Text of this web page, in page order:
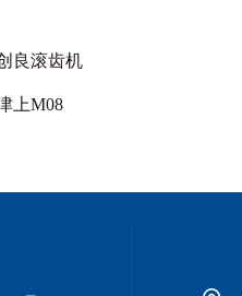
良滚齿机
上M08